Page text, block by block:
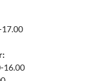
16.00